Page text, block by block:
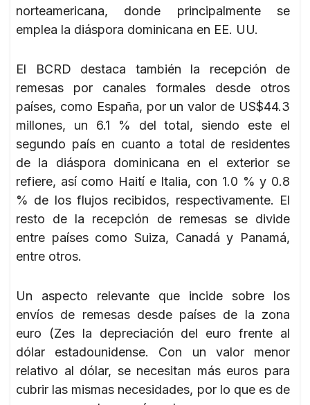
norteamericana, donde principalmente se
emplea la diáspora dominicana en EE. UU.
El BCRD destaca también la recepción de
remesas por canales formales desde otros
países, como España, por un valor de US$44.3
millones, un 6.1 % del total, siendo este el
segundo país en cuanto a total de residentes
de la diáspora dominicana en el exterior se
refiere, así como Haití e Italia, con 1.0 % y 0.8
% de los flujos recibidos, respectivamente. El
resto de la recepción de remesas se divide
entre países como Suiza, Canadá y Panamá,
entre otros.
Un aspecto relevante que incide sobre los
envíos de remesas desde países de la zona
euro (Zes la depreciación del euro frente al
dólar estadounidense. Con un valor menor
relativo al dólar, se necesitan más euros para
cubrir las mismas necesidades, por lo que es de